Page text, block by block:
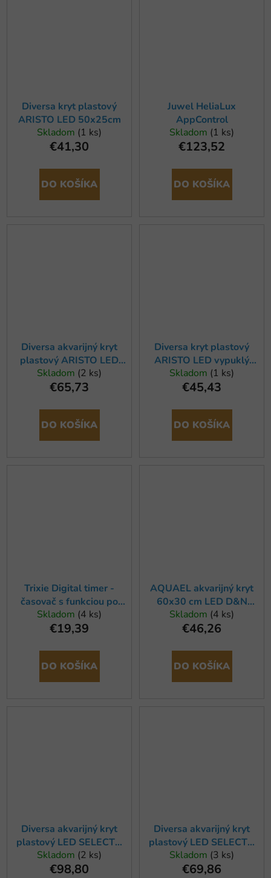
Diversa kryt plastový
ARISTO LED 50x25cm
Skladom (1 ks)
€41,30
DO KOŠÍKA
Juwel HeliaLux
AppControl
Skladom (1 ks)
€123,52
DO KOŠÍKA
Diversa akvarijný kryt
plastový ARISTO LED
80x35cm
Skladom (2 ks)
€65,73
DO KOŠÍKA
Diversa kryt plastový
ARISTO LED vypuklý
60x30cm
Skladom (1 ks)
€45,43
DO KOŠÍKA
Trixie Digital timer -
časovač s funkciou po
sekundách, 7 x 7 cm
Skladom (4 ks)
€19,39
DO KOŠÍKA
AQUAEL akvarijný kryt
60x30 cm LED D&N
AQUA4START
Skladom (4 ks)
€46,26
DO KOŠÍKA
Diversa akvarijný kryt
plastový LED SELECTO
120x40 cm, rovný
Skladom (2 ks)
€98,80
Diversa akvarijný kryt
plastový LED SELECTO
80x40cm
Skladom (3 ks)
€69,86